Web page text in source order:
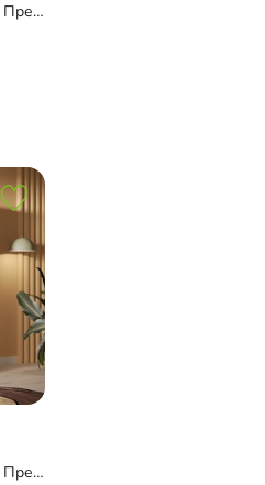
Подвесная тумба Салленс-3 Премиум
Распашной шкаф Салленс-3 Премиум